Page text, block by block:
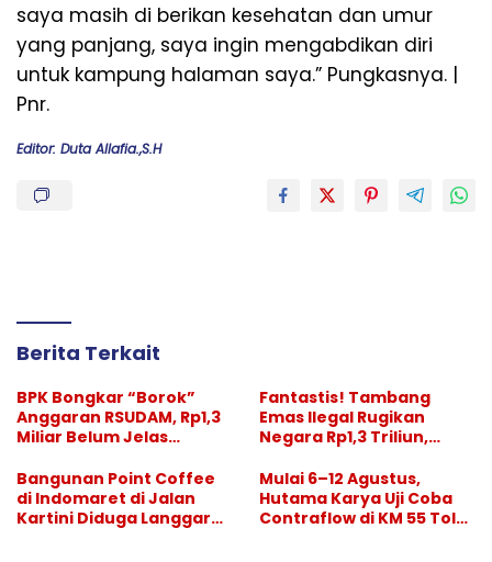
saya masih di berikan kesehatan dan umur
yang panjang, saya ingin mengabdikan diri
untuk kampung halaman saya.” Pungkasnya. |
Pnr.
Editor: Duta Allafia.,S.H
Berita Terkait
BPK Bongkar “Borok”
Anggaran RSUDAM, Rp1,3
Miliar Belum Jelas
a
Fantastis! Tambang
Emas Ilegal Rugikan
Negara Rp1,3 Triliun,
Setahun, “Bos Besar” Tak
Tersentuh
Bangunan Point Coffee
di Indomaret di Jalan
Kartini Diduga Langgar
Mulai 6–12 Agustus,
Hutama Karya Uji Coba
Contraflow di KM 55 Tol